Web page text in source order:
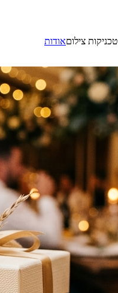
טכניקות צילוםאודות